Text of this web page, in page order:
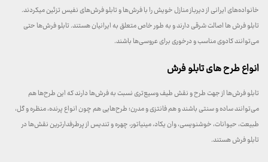
خانواده‌های ایرانی از دیرباز منازل خویش را با فرش‌ها و تابلو فرش‌های نفیس تزئین میکردند.
تابلو فرش ها اصالت شرقی دارند و به طور خاص متعلق به ایرانیان هستند. تابلو فرش‌ها حتی
می‌توانند کادوی مناسب و درخوری برای عروسی‌ها باشند.
انواع طرح‌ های تابلو فرش
تابلو فرش‌ها از جهت طرح و نقش طیف وسیع‌تری نسبت به فرش‌ها دارند که این طرح‌ها هم
می‌توانند ساده و سنتی باشند و هم فانتزی و مدرن؛ طرح‌هایی هم چون انواع پرنده، منظره و گل،
طبیعت، حیوانات، خوشنویسی، وان یکاد، مینیاتور، چهره و تندیس از پرطرفدارترین نقش‌ها در
تابلو فرش هستند.